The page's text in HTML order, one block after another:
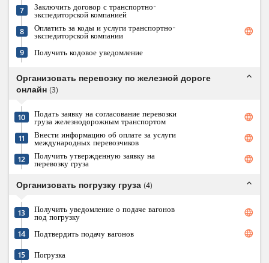
7
Заключить договор с транспортно-
экспедиторской компанией
8
Оплатить за коды и услуги транспортно-
экспедиторской компании language
9 Получить кодовое уведомление
Организовать перевозку по железной дороге
онлайн (3)
expand_less
10 Подать заявку на согласование перевозки
груза железнодорожным транспортом language
11 Внести информацию об оплате за услуги
международных перевозчиков language
12 Получить утвержденную заявку на
перевозку груза language
Организовать погрузку груза (4) expand_less
13 Получить уведомление о подаче вагонов
под погрузку language
14 Подтвердить подачу вагонов language
15 Погрузка